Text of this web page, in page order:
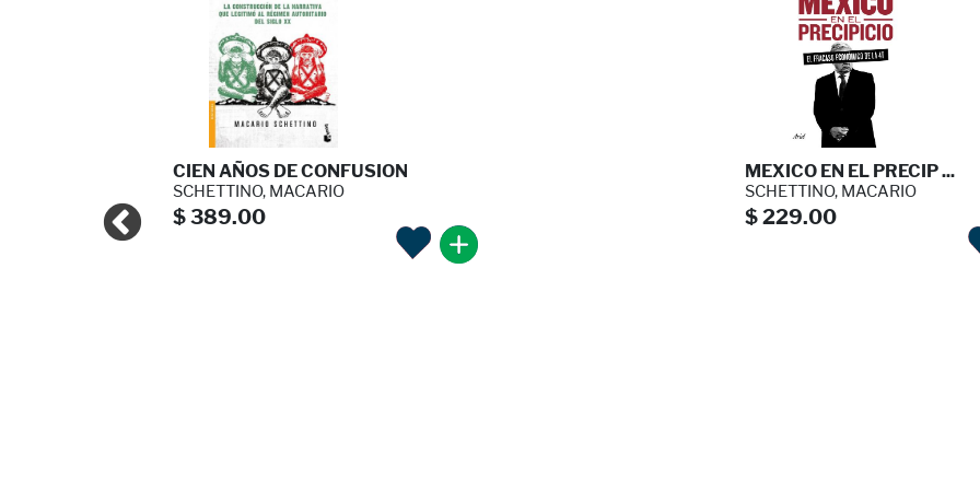
CIEN AÑOS DE CONFUSION
SCHETTINO, MACARIO
$ 389.00
MEXICO EN EL PRECIP ...
SCHETTINO, MACARIO
$ 229.00